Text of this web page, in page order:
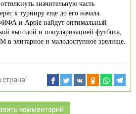
значительную часть
к турниру еще до его начала.
ФИФА и Apple найдут оптимальный
выгодой и популяризацией футбола,
в элитарное и малодоступное зрелище.
комментарий